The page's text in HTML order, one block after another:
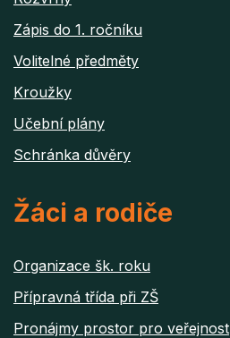
Zápis do 1. ročníku
Volitelné předměty
Kroužky
Učební plány
Schránka důvěry
Žáci a rodiče
Organizace šk. roku
Přípravná třída při ZŠ
Pronájmy prostor pro veřejnost